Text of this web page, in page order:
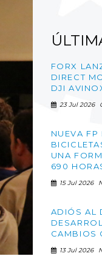
FORX
DIRECT
DJI
23 Jul 2026
NUEVA FP
UNA
690
15 Jul 2026
ADIÓS AL
CAMBIOS
13 Jul 2026